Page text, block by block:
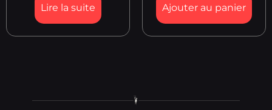
Lire la suite Ajouter au panier